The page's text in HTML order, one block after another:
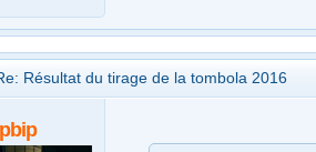
Résultat du tirage de la tombola 2016